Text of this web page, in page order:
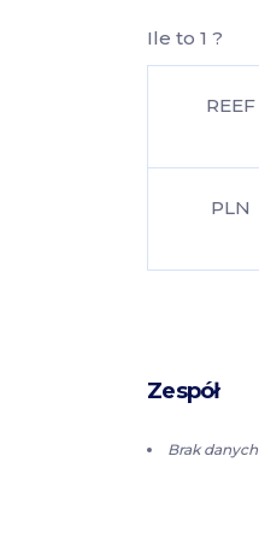
Ile to 1 ?
REEF
PLN
Zespół
Brak danych